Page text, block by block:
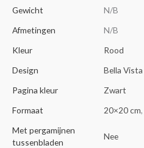
Gewicht
N/B
Afmetingen
N/B
Kleur
Rood
Design
Bella Vista
Pagina kleur
Zwart
Formaat
20×20 cm,
Met pergamijnen
tussenbladen
Nee